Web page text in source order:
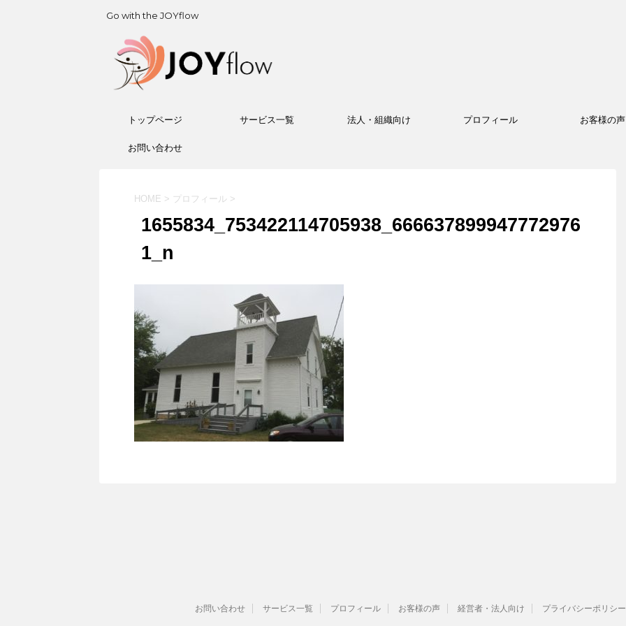
Go with the JOYflow
トップページ サービス一覧 法人・組織向け プロフィール お客様の声
お問い合わせ
HOME > プロフィール >
1655834_753422114705938_666637899947772976
1_n
お問い合わせ サービス一覧 プロフィール お客様の声 経営者・法人向け プライバシーポリシー